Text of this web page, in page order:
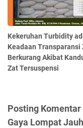
Kekeruhan Turbidity
Keadaan Transparansi
Berkurang Akibat
Zat Tersuspensi
Posting
Gaya Lompat